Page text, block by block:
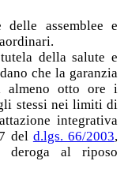
assemblee e
della salute e
che la garanzia
almeno otto ore i
stessi nei limiti di
integrativa
del d.lgs. 66/2003,
deroga al riposo